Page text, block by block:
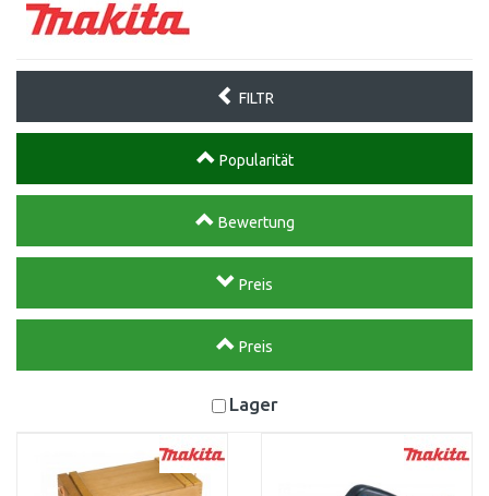
FILTR
Popularität
Bewertung
Preis
Preis
Lager